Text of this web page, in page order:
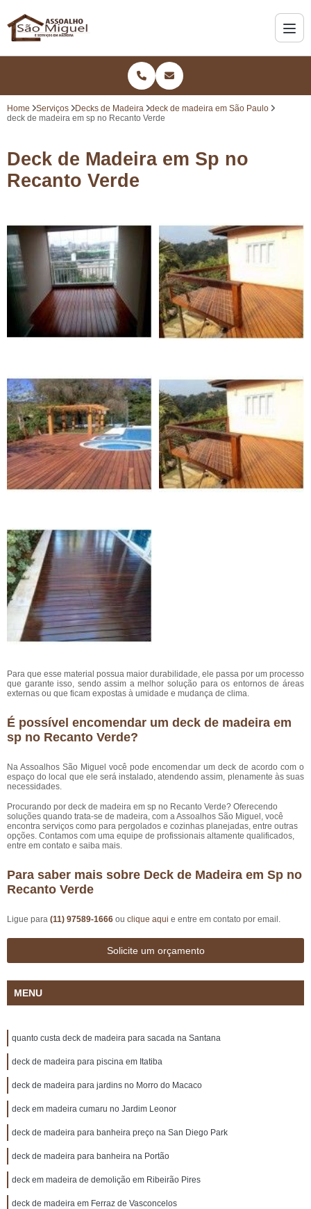
Home Serviços Decks de Madeira
deck de madeira em São Paulo
deck de madeira em sp no Recanto Verde
Deck de Madeira em Sp no
Recanto Verde
Para que esse material possua maior durabilidade, ele passa por um processo
que garante isso, sendo assim a melhor solução para os entornos de áreas
externas ou que ficam expostas à umidade e mudança de clima.
É possível encomendar um deck de madeira em
sp no Recanto Verde?
Na Assoalhos São Miguel você pode encomendar um deck de acordo com o
espaço do local que ele será instalado, atendendo assim, plenamente às suas
necessidades.
Procurando por deck de madeira em sp no Recanto Verde? Oferecendo
soluções quando trata-se de madeira, com a Assoalhos São Miguel, você
encontra serviços como para pergolados e cozinhas planejadas, entre outras
opções. Contamos com uma equipe de profissionais altamente qualificados,
entre em contato e saiba mais.
Para saber mais sobre Deck de Madeira em Sp no
Recanto Verde
Ligue para (11) 97589-1666 ou clique aqui e entre em contato por email.
Solicite um orçamento
MENU
quanto custa deck de madeira para sacada na Santana
deck de madeira para piscina em Itatiba
deck de madeira para jardins no Morro do Macaco
deck em madeira cumaru no Jardim Leonor
deck de madeira para banheira preço na San Diego Park
deck de madeira para banheira na Portão
deck em madeira de demolição em Ribeirão Pires
deck de madeira em Ferraz de Vasconcelos